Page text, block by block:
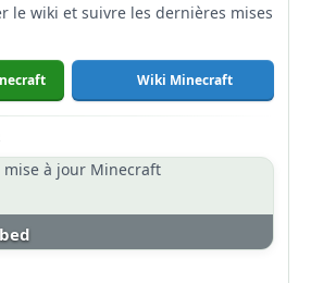
le wiki et suivre les dernières mises
Wiki Minecraft